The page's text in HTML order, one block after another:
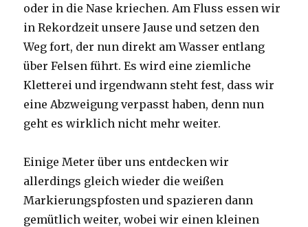
oder in die Nase kriechen. Am Fluss essen wir
in Rekordzeit unsere Jause und setzen den
Weg fort, der nun direkt am Wasser entlang
über Felsen führt. Es wird eine ziemliche
Kletterei und irgendwann steht fest, dass wir
eine Abzweigung verpasst haben, denn nun
geht es wirklich nicht mehr weiter.
Einige Meter über uns entdecken wir
allerdings gleich wieder die weißen
Markierungspfosten und spazieren dann
gemütlich weiter, wobei wir einen kleinen